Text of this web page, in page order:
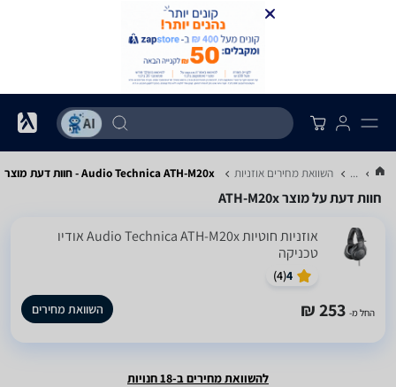
... השוואת מחירים אוזניות Audio Technica ATH-M20x - חוות דעת מוצר
חוות דעת על מוצר ATH-M20x
אוזניות ‏חוטיות Audio Technica ATH-M20x אודיו
טכניקה
4
(
4
)
החל מ- 253 ₪ השוואת מחירים
להשוואת מחירים ב-18 חנויות